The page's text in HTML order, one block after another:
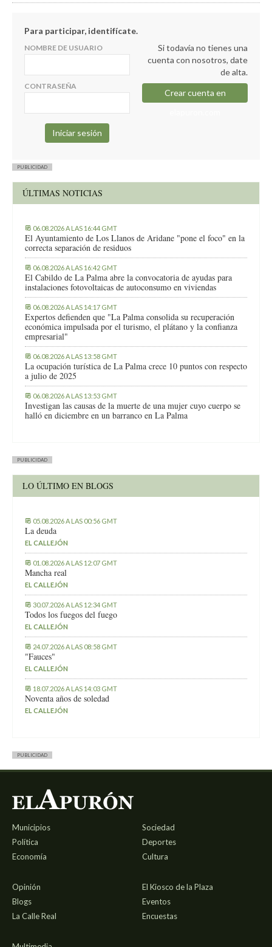
Para participar, identifícate.
NOMBRE DE USUARIO
CONTRASEÑA
Si todavía no tienes una
cuenta con nosotros, date
de alta.
Crear cuenta en
PUBLICIDAD
ÚLTIMAS NOTICIAS
06.08.2026 A LAS 16:44 GMT
El Ayuntamiento de Los Llanos de Aridane "pone el foco" en la
correcta separación de residuos
06.08.2026 A LAS 16:42 GMT
El Cabildo de La Palma abre la convocatoria de ayudas para
instalaciones fotovoltaicas de autoconsumo en viviendas
06.08.2026 A LAS 14:17 GMT
Expertos defienden que "La Palma consolida su recuperación
económica impulsada por el turismo, el plátano y la confianza
empresarial"
06.08.2026 A LAS 13:58 GMT
La ocupación turística de La Palma crece 10 puntos con respecto
a julio de 2025
06.08.2026 A LAS 13:53 GMT
Investigan las causas de la muerte de una mujer cuyo cuerpo se
halló en diciembre en un barranco en La Palma
PUBLICIDAD
LO ÚLTIMO EN BLOGS
05.08.2026 A LAS 00:56 GMT
La deuda
EL CALLEJÓN
01.08.2026 A LAS 12:07 GMT
Mancha real
EL CALLEJÓN
30.07.2026 A LAS 12:34 GMT
Todos los fuegos del fuego
EL CALLEJÓN
24.07.2026 A LAS 08:58 GMT
"Fauces"
EL CALLEJÓN
18.07.2026 A LAS 14:03 GMT
Noventa años de soledad
EL CALLEJÓN
PUBLICIDAD
Municipios
Política
Economía
Sociedad
Deportes
Cultura
Opinión
Blogs
La Calle Real
El Kiosco de la Plaza
Eventos
Encuestas